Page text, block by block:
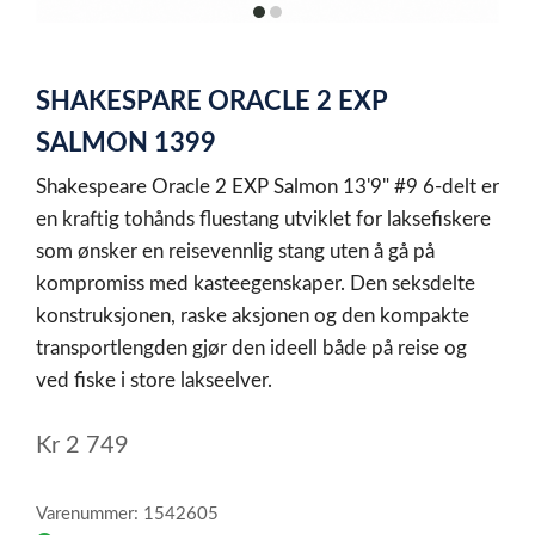
itemitem
of
2
SHAKESPARE ORACLE 2 EXP
SALMON 1399
Shakespeare Oracle 2 EXP Salmon 13'9" #9 6-delt er
en kraftig tohånds fluestang utviklet for laksefiskere
som ønsker en reisevennlig stang uten å gå på
kompromiss med kasteegenskaper. Den seksdelte
konstruksjonen, raske aksjonen og den kompakte
transportlengden gjør den ideell både på reise og
ved fiske i store lakseelver.
Kr 2 749
Varenummer: 1542605